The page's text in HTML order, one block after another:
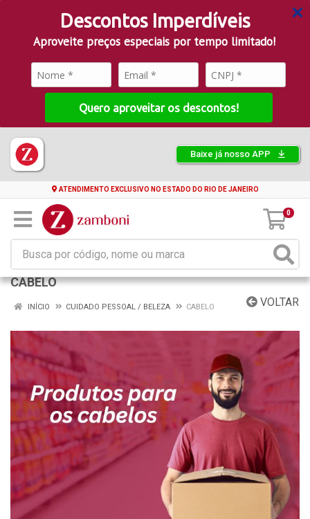
Descontos Imperdíveis
Aproveite preços especiais por tempo limitado!
Quero aproveitar os descontos!
Baixe já nosso APP
ATENDIMENTO EXCLUSIVO NO ESTADO DO RIO DE JANEIRO
0
CABELO
VOLTAR
INÍCIO CUIDADO PESSOAL / BELEZA CABELO